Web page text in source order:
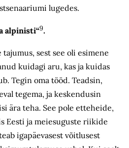
lugedes.
alpinisti“9.
sest see oli esimene
kuidagi aru, kas ja kuidas
Tegin oma tööd. Teadsin,
tegema, ja keskendusin
ära teha. See pole etteheide,
Eesti ja meiesuguste riikide
igapäevasest võitlusest